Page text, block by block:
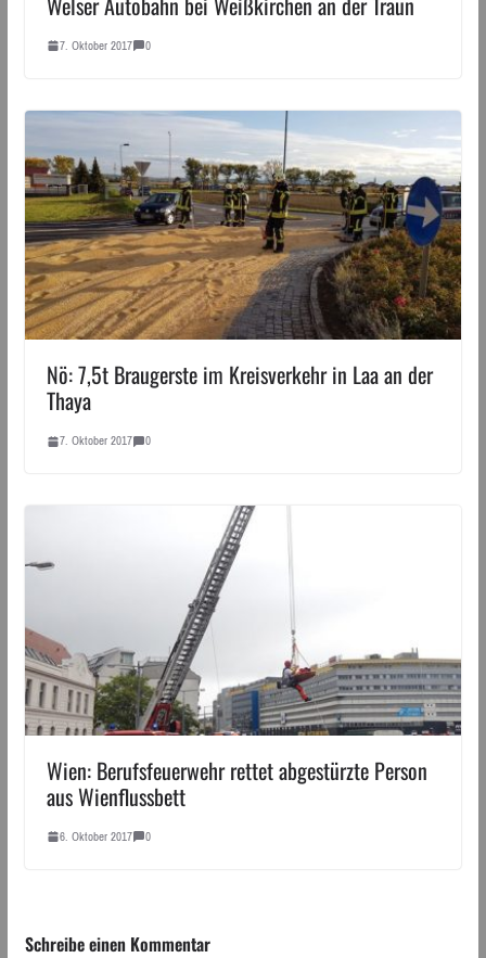
7. Oktober 2017 0
Nö: 7,5t Braugerste im Kreisverkehr in Laa an der
Thaya
7. Oktober 2017 0
Wien: Berufsfeuerwehr rettet abgestürzte Person
aus Wienflussbett
6. Oktober 2017 0
Schreibe einen Kommentar